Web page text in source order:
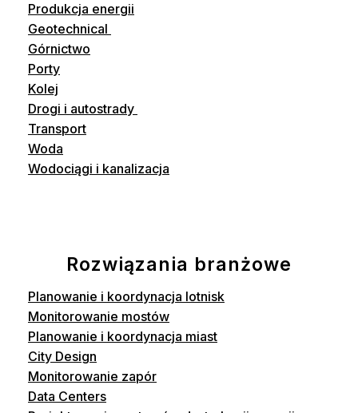
Produkcja energii
Geotechnical
Górnictwo
Porty
Kolej
Drogi i autostrady
Transport
Woda
Wodociągi i kanalizacja
Rozwiązania branżowe
Planowanie i koordynacja lotnisk
Monitorowanie mostów
Planowanie i koordynacja miast
City Design
Monitorowanie zapór
Data Centers